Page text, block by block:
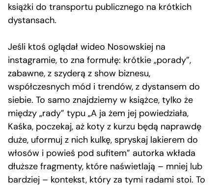
książki do transportu publicznego na krótkich
dystansach.
Jeśli ktoś oglądał wideo Nosowskiej na
instagramie, to zna formułę: krótkie „porady”,
zabawne, z szyderą z show biznesu,
współczesnych mód i trendów, z dystansem do
siebie. To samo znajdziemy w książce, tylko że
między „rady” typu „A ja żem jej powiedziała,
Kaśka, poczekaj, aż koty z kurzu będą naprawdę
duże, uformuj z nich kulkę, spryskaj lakierem do
włosów i powieś pod sufitem” autorka wkłada
dłuższe fragmenty, które naświetlają – mniej lub
bardziej – kontekst, który za tymi radami stoi. To